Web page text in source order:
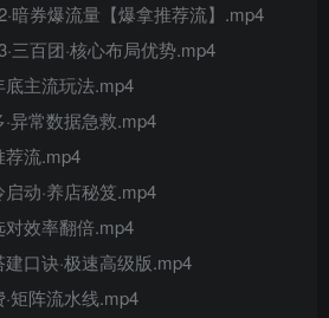
暗券爆流量【爆拿推荐流】.mp4
三百团·核心布局优势.mp4
主流玩法.mp4
异常数据急救.mp4
荐流.mp4
动·养店秘笈.mp4
效率翻倍.mp4
口诀·极速高级版.mp4
矩阵流水线.mp4